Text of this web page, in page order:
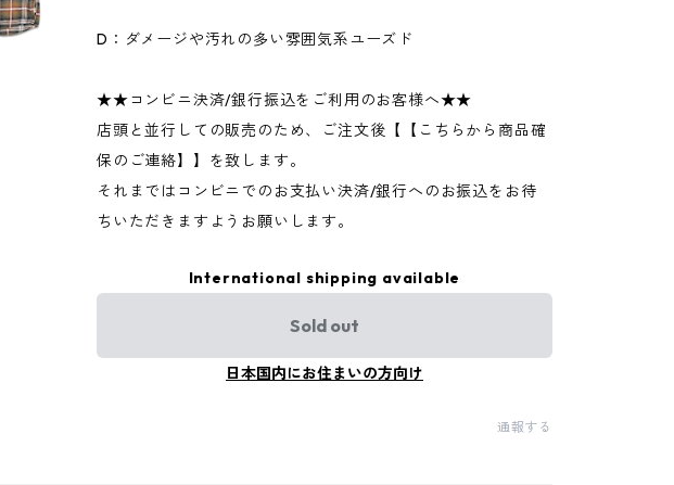
D：ダメージや汚れの多い雰囲気系ユーズド
★★コンビニ決済/銀行振込をご利用のお客様へ★★
店頭と並行しての販売のため、ご注文後【【こちらから商品確
保のご連絡】】を致します。
それまではコンビニでのお支払い決済/銀行へのお振込をお待
ちいただきますようお願いします。
International shipping available
Sold out
日本国内にお住まいの方向け
通報する